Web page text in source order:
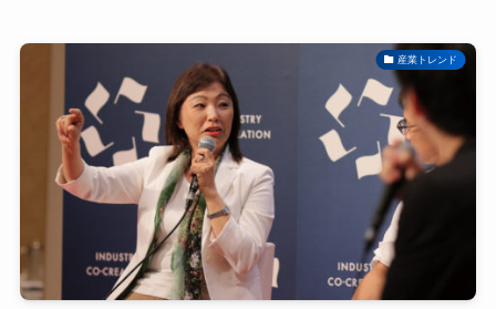
産業トレンド